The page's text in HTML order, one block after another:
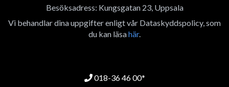
Besöksadress: Kungsgatan 23, Uppsala
Vi behandlar dina uppgifter enligt vår Dataskyddspolicy, som
du kan läsahär.
018-36 46 00*